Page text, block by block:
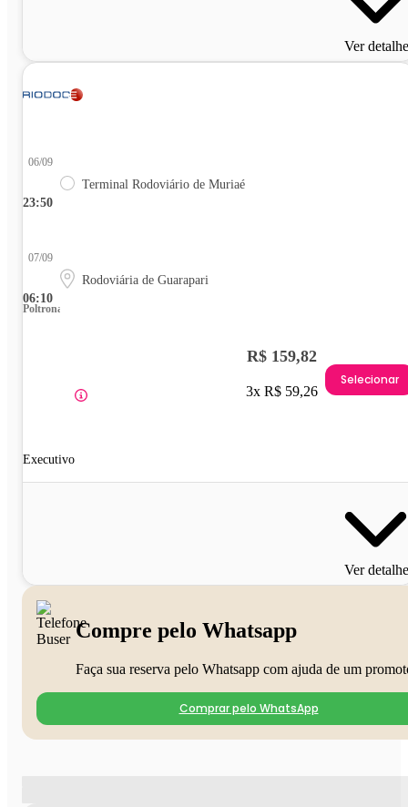
Ver
23:50
06/09
Terminal Rodoviário de Muriaé
06:10
07/09
Rodoviária de Guarapari
Poltrona
Executivo
R$ 159,82
3x R$ 59,26
Selecionar
Ver
Compre pelo Whatsapp
Faça sua reserva pelo Whatsapp com ajuda de um
Comprar pelo WhatsApp